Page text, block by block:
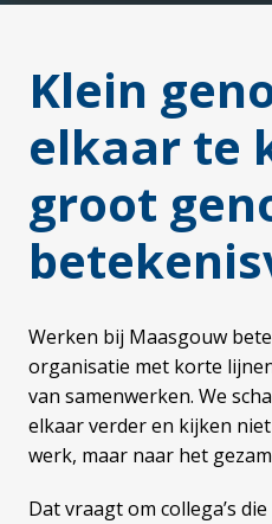
Klein
elkaar te
groot
Werken bij Maasgouw
organisatie met korte
van samenwerken. We
elkaar verder en kijken
werk, maar naar het
Dat vraagt om collega’s